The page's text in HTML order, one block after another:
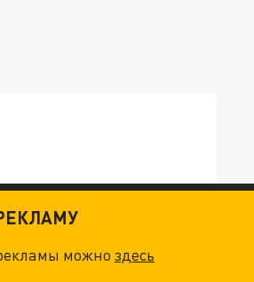
НЕ ЗАКОНЧИЛИСЬ
можноздесь